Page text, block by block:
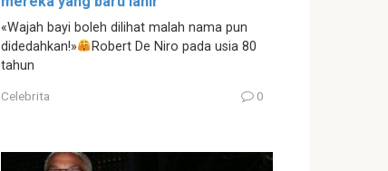
«Wajah bayi boleh dilihat malah nama pun
didedahkan!»
Robert De Niro pada usia 80
tahun
Celebrita 0